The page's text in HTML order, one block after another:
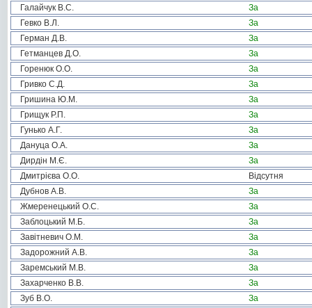
Галайчук В.С.
За
Гевко В.Л.
За
Герман Д.В.
За
Гетманцев Д.О.
За
Горенюк О.О.
За
Гривко С.Д.
За
Гришина Ю.М.
За
Грищук Р.П.
За
Гунько А.Г.
За
Дануца О.А.
За
Дирдін М.Є.
За
Дмитрієва О.О.
Відсутня
Дубнов А.В.
За
Жмеренецький О.С.
За
Заблоцький М.Б.
За
Завітневич О.М.
За
Задорожний А.В.
За
Заремський М.В.
За
Захарченко В.В.
За
Зуб В.О.
За